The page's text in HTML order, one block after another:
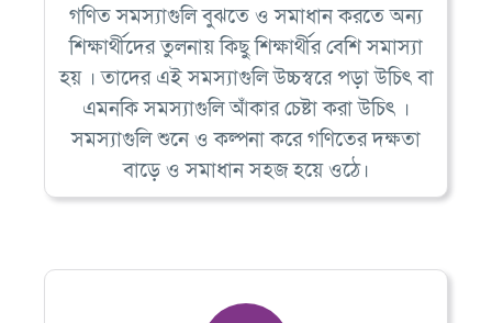
গণিত সমস্যাগুলি বুঝতে ও সমাধান করতে অন্য
শিক্ষার্থীদের তুলনায় কিছু শিক্ষার্থীর বেশি সমাস্যা
হয় । তাদের এই সমস্যাগুলি উচ্চস্বরে পড়া উচিৎ বা
এমনকি সমস্যাগুলি আঁকার চেষ্টা করা উচিৎ ।
সমস্যাগুলি শুনে ও কল্পনা করে গণিতের দক্ষতা
বাড়ে ও সমাধান সহজ হয়ে ওঠে।